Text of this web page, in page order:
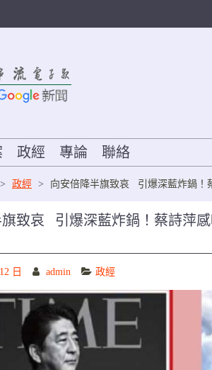
政經 專論 聯絡
> 政經 > 向安倍降半旗致哀 引爆深藍炸鍋！
旗致哀 引爆深藍炸鍋！蔡詩萍
日 admin 政經